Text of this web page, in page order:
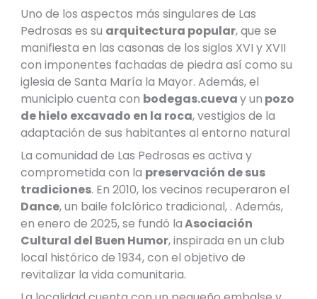
Uno de los aspectos más singulares de Las
Pedrosas es su arquitectura popular, que se
manifiesta en las casonas de los siglos XVI y XVII
con imponentes fachadas de piedra así como su
iglesia de Santa María la Mayor. Además, el
municipio cuenta con bodegas.cuevay un pozo
de hielo excavado en la roca, vestigios de la
adaptación de sus habitantes al entorno natural
La comunidad de Las Pedrosas es activa y
comprometida con la preservación de sus
tradiciones. En 2010, los vecinos recuperaron el
Dance, un baile folclórico tradicional, . Además,
en enero de 2025, se fundó laAsociación
Cultural del Buen Humor, inspirada en un club
local histórico de 1934, con el objetivo de
revitalizar la vida comunitaria.